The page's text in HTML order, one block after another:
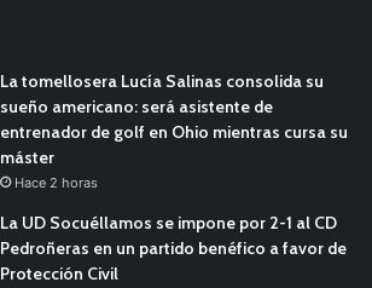
La tomellosera Lucía Salinas consolida su
sueño americano: será asistente de
entrenador de golf en Ohio mientras cursa su
máster
Hace 2 horas
La UD Socuéllamos se impone por 2-1 al CD
Pedroñeras en un partido benéfico a favor de
Protección Civil